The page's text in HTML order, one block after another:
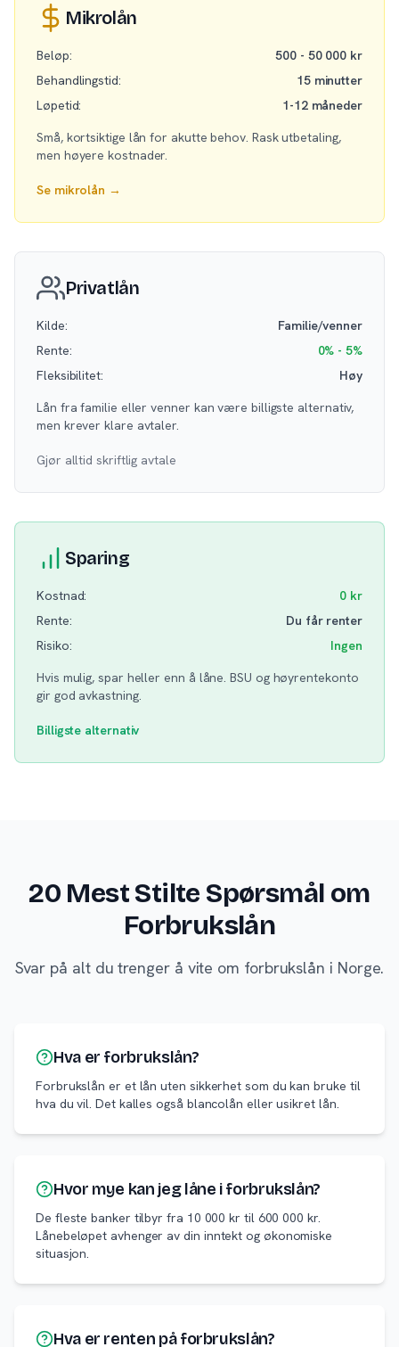
Mikrolån
Beløp:
500 - 50 000 kr
Behandlingstid:
15 minutter
Løpetid:
1-12 måneder
Små, kortsiktige lån for akutte behov. Rask utbetaling,
men høyere kostnader.
Se mikrolån →
Privatlån
Kilde:
Familie/venner
Rente:
0% - 5%
Fleksibilitet:
Høy
Lån fra familie eller venner kan være billigste alternativ,
men krever klare avtaler.
Gjør alltid skriftlig avtale
Sparing
Kostnad:
0 kr
Rente:
Du får renter
Risiko:
Ingen
Hvis mulig, spar heller enn å låne. BSU og høyrentekonto
gir god avkastning.
Billigste alternativ
20 Mest Stilte Spørsmål om
Forbrukslån
Svar på alt du trenger å vite om forbrukslån i Norge.
Hva er forbrukslån?
Forbrukslån er et lån uten sikkerhet som du kan bruke til
hva du vil. Det kalles også blancolån eller usikret lån.
Hvor mye kan jeg låne i forbrukslån?
De fleste banker tilbyr fra 10 000 kr til 600 000 kr.
Lånebeløpet avhenger av din inntekt og økonomiske
situasjon.
Hva er renten på forbrukslån?